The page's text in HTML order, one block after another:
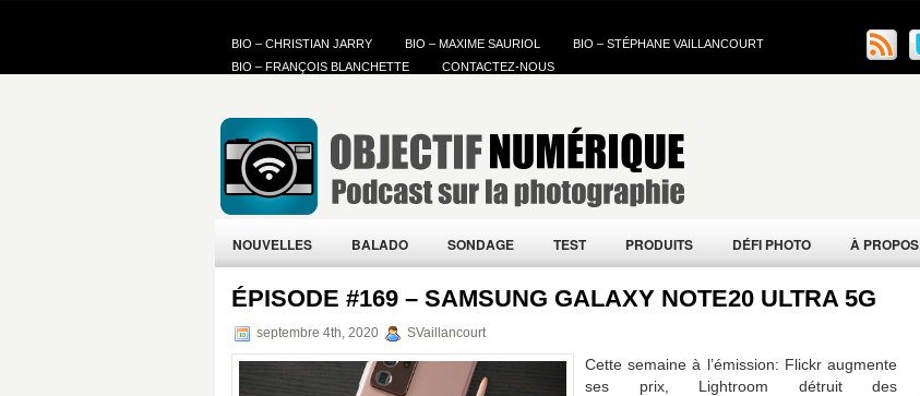
BIO – CHRISTIAN JARRY BIO – MAXIME SAURIOL
BIO – STÉPHANE VAILLANCOURT
BIO – FRANÇOIS BLANCHETTE
CONTACTEZ-NOUS
NOUVELLES BALADO SONDAGE TEST PRODUITS DÉFI PHOTO À PROPOS
ÉPISODE #169 – SAMSUNG GALAXY NOTE20 ULTRA 5G
septembre 4th, 2020 SVaillancourt
Cette semaine à l’émission: Flickr augmente
ses prix, Lightroom détruit des